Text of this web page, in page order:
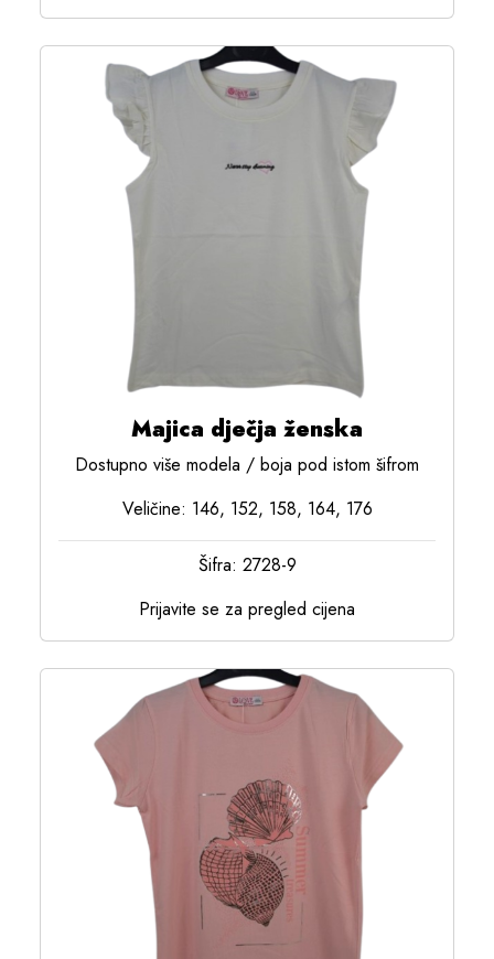
Majica dječja ženska
Dostupno više modela / boja pod istom šifrom
Veličine: 146, 152, 158, 164, 176
Šifra: 2728-9
Prijavite se za pregled cijena